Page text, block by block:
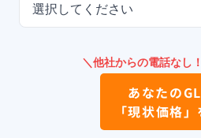
選択してください
＼他社からの電話なし
あなたの
「現状価格